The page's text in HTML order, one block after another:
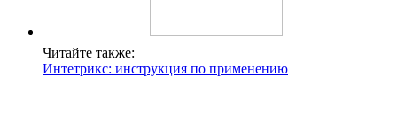
Читайте также:
Интетрикс: инструкция по применению